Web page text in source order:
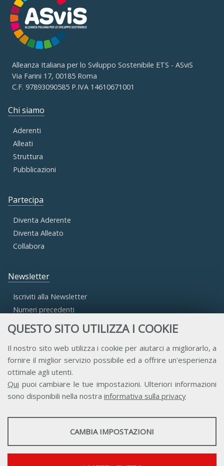
QUESTO SITO UTILIZZA I COOKIE
Il nostro sito web utilizza i cookie per aiutarci a migliorarlo, a
fornire il miglior servizio possibile ed a offrire un'esperienza
ottimale agli utenti.
Qui puoi cambiare le tue impostazioni. Ulteriori informazioni
sono disponibili nella nostra informativa sulla privacy
STATISTICHE
CAMBIA IMPOSTAZIONI
Alleanza Italiana per lo Sviluppo Sostenibile ETS - ASviS
Via Farini 17, 00185 Roma
C.F. 97893090585 P.IVA 14610671001
Chi siamo
Aderenti
Alleati
Struttura
Pubblicazioni
Partecipa
Diventa Aderente
Diventa Alleato
Collabora
Newsletter
Iscriviti alla Newsletter
Numeri precedenti
Accesso Aderenti
Accesso Consulta
Accesso Team
Contatti Privacy Trasparenza Credits